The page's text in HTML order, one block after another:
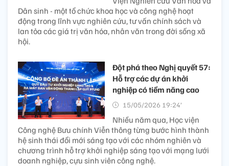
Dân sinh - một tổ chức khoa học và công nghệ hoạt
động trong lĩnh vực nghiên cứu, tư vấn chính sách và
lan tỏa các giá trị văn hóa, nhân văn trong đời sống xã
hội.
Đột phá theo Nghị quyết 57:
Hỗ trợ các dự án khởi
nghiệp có tiềm năng cao
15/05/2026 19:24’
Nhiều năm qua, Học viện
Công nghệ Bưu chính Viễn thông từng bước hình thành
hệ sinh thái đổi mới sáng tạo với các nhóm nghiên và
chương trình hỗ trợ khởi nghiệp sáng tạo với mạng lưới
doanh nghiệp, cựu sinh viên công nghệ.